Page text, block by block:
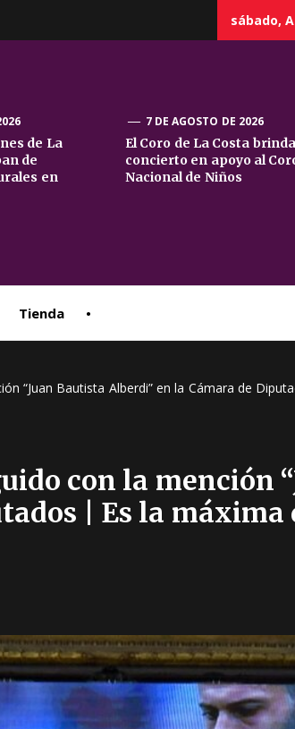
sábado,
de La
de
en
7 DE AGOSTO DE 2026
El Coro de La Costa
concierto en apoyo al
Nacional de Niños
Tienda •
“Juan Bautista Alberdi” en la Cámara de
con la mención
| Es la